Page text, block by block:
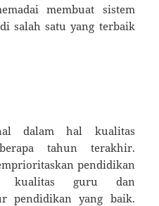
membuat sistem
salah satu yang terbaik
dalam hal kualitas
tahun terakhir.
pendidikan
kualitas guru dan
pendidikan yang baik.